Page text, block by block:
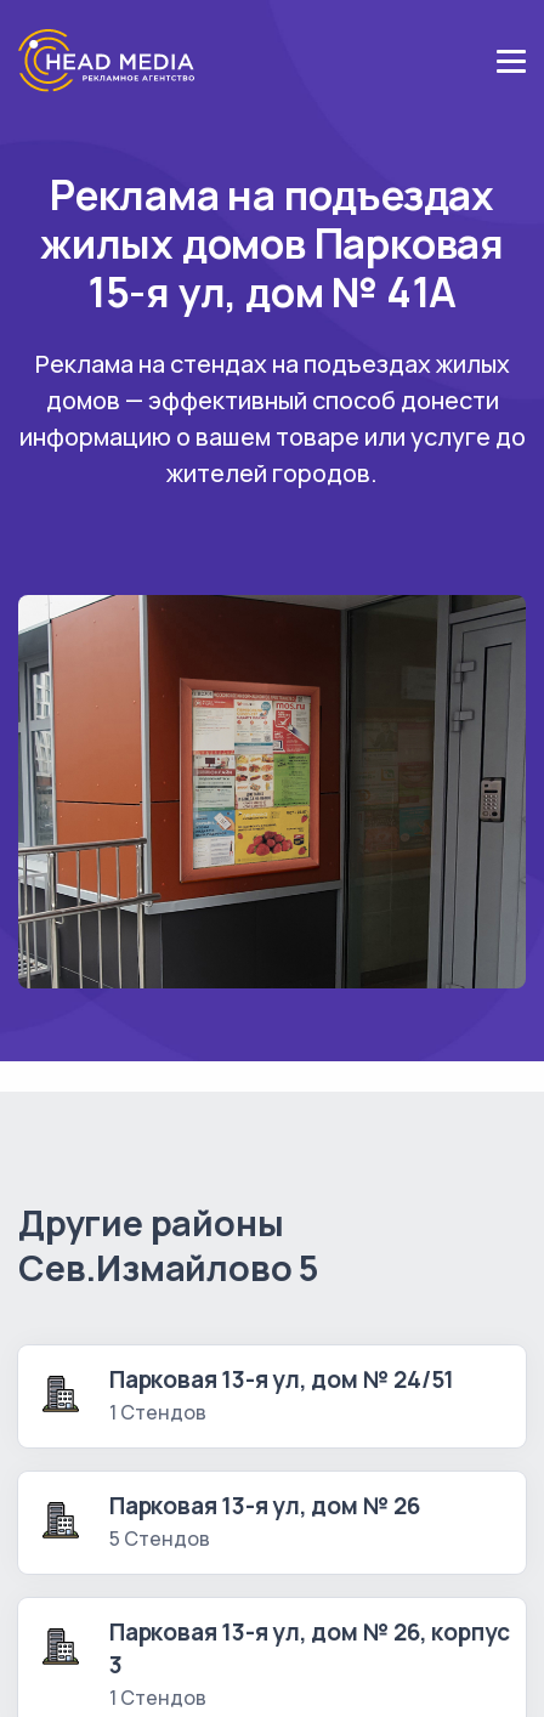
Реклама на подъездах
жилых домов Парковая
15-я ул, дом № 41А
Реклама на стендах на подъездах жилых
домов — эффективный способ донести
информацию о вашем товаре или услуге до
жителей городов.
Другие районы
Сев.Измайлово 5
Парковая 13-я ул, дом № 24/51
1 Стендов
Парковая 13-я ул, дом № 26
5 Стендов
Парковая 13-я ул, дом № 26, корпус
3
1 Стендов